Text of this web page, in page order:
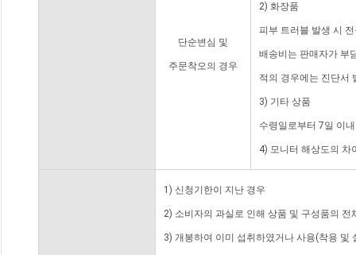
단순변심 및
주문착오의 경우
2) 화장품
피부 트러블 발생 시
배송비는 판매자가 부
적의 경우에는 진단서
3) 기타 상품
수령일로부터 7일 이
4) 모니터 해상도의 차
1) 신청기한이 지난 경우
2) 소비자의 과실로 인해 상품 및 구성품의
3) 개봉하여 이미 섭취하였거나 사용(착용 및